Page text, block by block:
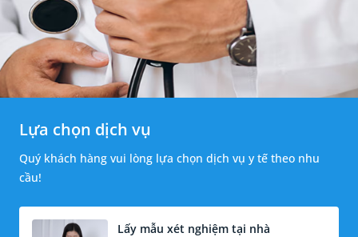
Lựa chọn dịch vụ
Quý khách hàng vui lòng lựa chọn dịch vụ y tế theo nhu
cầu!
Lấy mẫu xét nghiệm tại nhà